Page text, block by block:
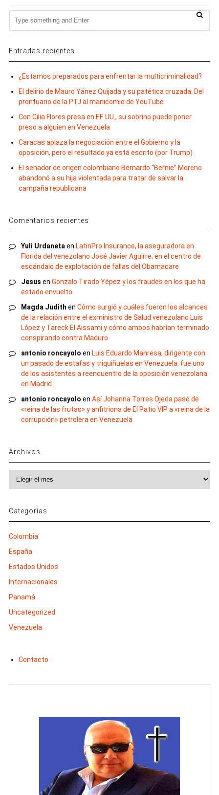
Entradas recientes
¿Estamos preparados para enfrentar la multicriminalidad?
El delirio de Mauro Yánez Quijada y su patética cruzada: Del
prontuario de la PTJ al manicomio de YouTube
Con Cilia Flores presa en EE.UU., su sobrino puede poner
preso a alguien en Venezuela
Caracas aplaza la negociación entre el Gobierno y la
oposición, pero el resultado ya está escrito (por Trump)
El senador de origen colombiano Bernardo “Bernie” Moreno
abandonó a su hija violentada para tratar de salvar la
campaña republicana
Comentarios recientes
Yuli Urdanetaen LatinPro Insurance, la aseguradora en
Florida del venezolano José Javier Aguirre, en el centro de
escándalo de explotación de fallas del Obamacare
Jesus en Gonzalo Tirado Yépez y los fraudes en los que ha
estado envuelto
Magda Judith en Cómo surgió y cuáles fueron los alcances
de la relación entre el exministro de Salud venezolano Luis
López y Tareck El Aissami y cómo ambos habrían terminado
conspirando contra Maduro
antonio roncayolo en Luis Eduardo Manresa, dirigente con
un pasado de estafas y triquiñuelas en Venezuela, fue uno
de los asistentes a reencuentro de la oposición venezolana
en Madrid
antonio roncayolo en Así Johanna Torres Ojeda pasó de
«reina de las frutas» y anfitriona de El Patio VIP a «reina de la
corrupción» petrolera en Venezuela
Archivos
Archivos
Categorías
Colombia
España
Estados Unidos
Internacionales
Panamá
Uncategorized
Venezuela
Contacto